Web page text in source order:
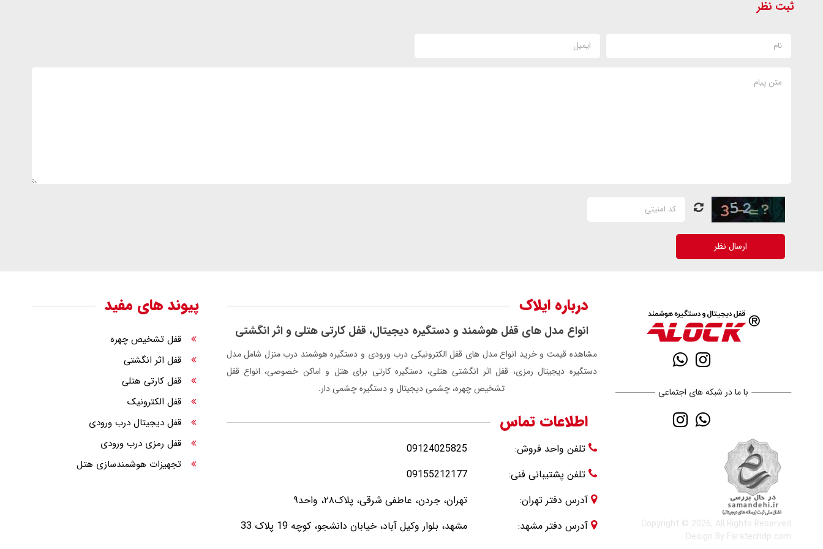
ثبت نظر
ارسال نظر
با ما در شبکه های اجتماعی
درباره ایلاک
انواع مدل های قفل هوشمند و دستگیره دیجیتال، قفل کارتی هتلی و اثر انگشتی
مشاهده قیمت و خرید انواع مدل های قفل الکترونیکی درب ورودی و دستگیره هوشمند درب منزل شامل مدل
دستگیره دیجیتال رمزی، قفل اثر انگشتی هتلی، دستگیره کارتی برای هتل و اماکن خصوصی، انواع قفل
تشخیص چهره، چشمی دیجیتال و دستگیره چشمی دار.
اطلاعات تماس
تلفن واحد فروش:
09124025825
تلفن پشتیبانی فنی:
09155212177
آدرس دفتر تهران:
تهران، جردن، عاطفی شرقی، پلاک۲۸، واحد۹
آدرس دفتر مشهد:
مشهد، بلوار وکیل آباد، خیابان دانشجو، کوچه 19 پلاک 33
پیوند های مفید
قفل تشخیص چهره
قفل اثر انگشتی
قفل کارتی هتلی
قفل الکترونیک
قفل دیجیتال درب ورودی
قفل رمزی درب ورودی
تجهیزات هوشمندسازی هتل
Copyright © 2026, All Rights Reserved.
Design By Faratechdp.com